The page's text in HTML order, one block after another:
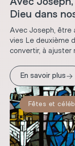
Dieu dans
Avec Joseph, être
vies Le deuxième
convertir, à ajuster
En savoir plus→
Fêtes et